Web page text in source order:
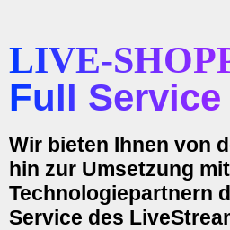
LIVE-
Full Service
Wir bieten Ihnen von
hin zur Umsetzung
Technologiepartnern
Service des